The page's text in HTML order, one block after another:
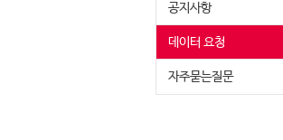
공지사항
데이터 요청
자주묻는질문